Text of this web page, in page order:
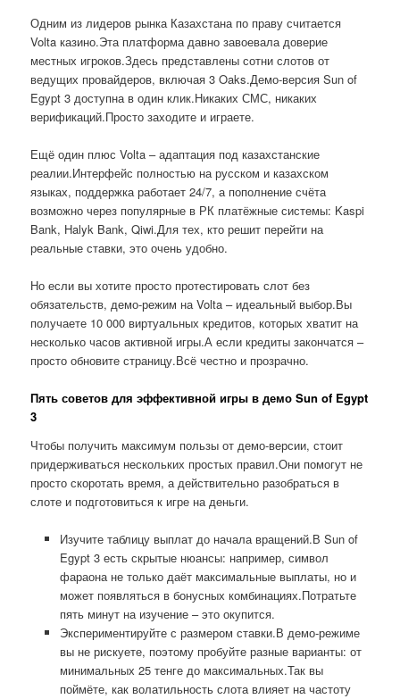
Одним из лидеров рынка Казахстана по праву считается
Volta казино.Эта платформа давно завоевала доверие
местных игроков.Здесь представлены сотни слотов от
ведущих провайдеров, включая 3 Oaks.Демо-версия Sun of
Egypt 3 доступна в один клик.Никаких СМС, никаких
верификаций.Просто заходите и играете.
Ещё один плюс Volta – адаптация под казахстанские
реалии.Интерфейс полностью на русском и казахском
языках, поддержка работает 24/7, а пополнение счёта
возможно через популярные в РК платёжные системы: Kaspi
Bank, Halyk Bank, Qiwi.Для тех, кто решит перейти на
реальные ставки, это очень удобно.
Но если вы хотите просто протестировать слот без
обязательств, демо-режим на Volta – идеальный выбор.Вы
получаете 10 000 виртуальных кредитов, которых хватит на
несколько часов активной игры.А если кредиты закончатся –
просто обновите страницу.Всё честно и прозрачно.
Пять советов для эффективной игры в демо Sun of Egypt
3
Чтобы получить максимум пользы от демо-версии, стоит
придерживаться нескольких простых правил.Они помогут не
просто скоротать время, а действительно разобраться в
слоте и подготовиться к игре на деньги.
Изучите таблицу выплат до начала вращений.В Sun of
Egypt 3 есть скрытые нюансы: например, символ
фараона не только даёт максимальные выплаты, но и
может появляться в бонусных комбинациях.Потратьте
пять минут на изучение – это окупится.
Экспериментируйте с размером ставки.В демо-режиме
вы не рискуете, поэтому пробуйте разные варианты: от
минимальных 25 тенге до максимальных.Так вы
поймёте, как волатильность слота влияет на частоту